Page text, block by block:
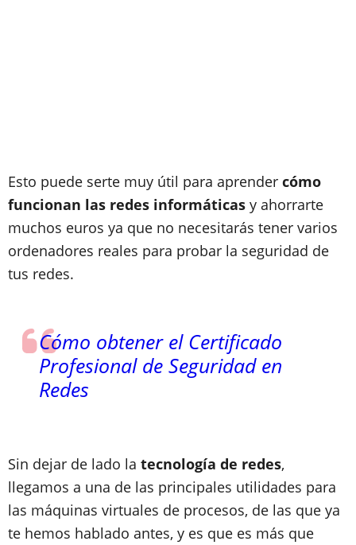
Esto puede serte muy útil para aprender cómo
funcionan las redes informáticas y ahorrarte
muchos euros ya que no necesitarás tener varios
ordenadores reales para probar la seguridad de
tus redes.
Cómo obtener el Certificado
Profesional de Seguridad en
Redes
Sin dejar de lado la tecnología de redes,
llegamos a una de las principales utilidades para
las máquinas virtuales de procesos, de las que ya
te hemos hablado antes, y es que es más que